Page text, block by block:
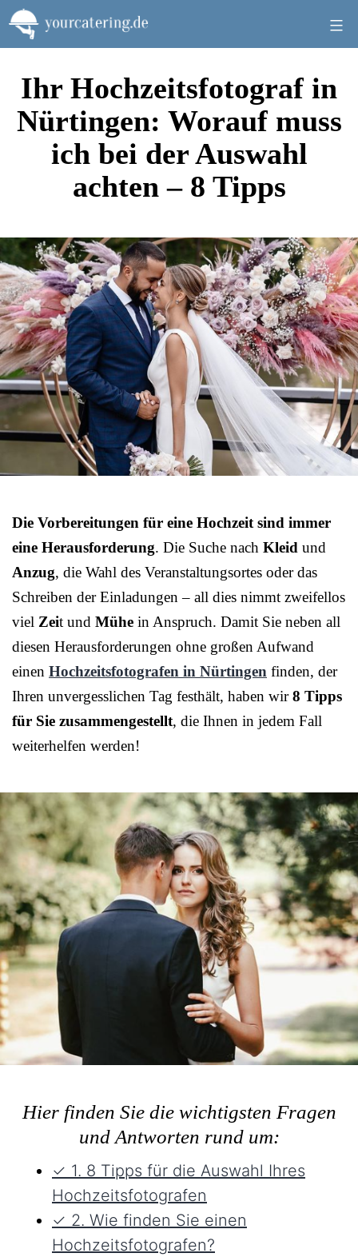
Zum
Inhalt
springen
Ihr Hochzeitsfotograf in
Nürtingen: Worauf muss
ich bei der Auswahl
achten – 8 Tipps
Die Vorbereitungen für eine Hochzeit sind immer
eine Herausforderung. Die Suche nach Kleid und
Anzug, die Wahl des Veranstaltungsortes oder das
Schreiben der Einladungen – all dies nimmt zweifellos
viel Zeit und Mühe in Anspruch. Damit Sie neben all
diesen Herausforderungen ohne großen Aufwand
einen Hochzeitsfotografen in Nürtingen finden, der
Ihren unvergesslichen Tag festhält, haben wir8 Tipps
für Sie zusammengestellt, die Ihnen in jedem Fall
weiterhelfen werden!
Hier finden Sie die wichtigsten Fragen
und Antworten rund um:
✓ 1. 8 Tipps für die Auswahl Ihres
Hochzeitsfotografen
✓ 2. Wie finden Sie einen
Hochzeitsfotografen?